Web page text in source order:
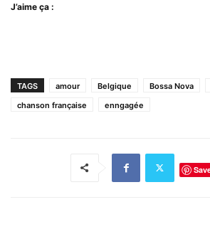
J’aime ça :
TAGS amour Belgique Bossa Nova
chanson française
enngagée